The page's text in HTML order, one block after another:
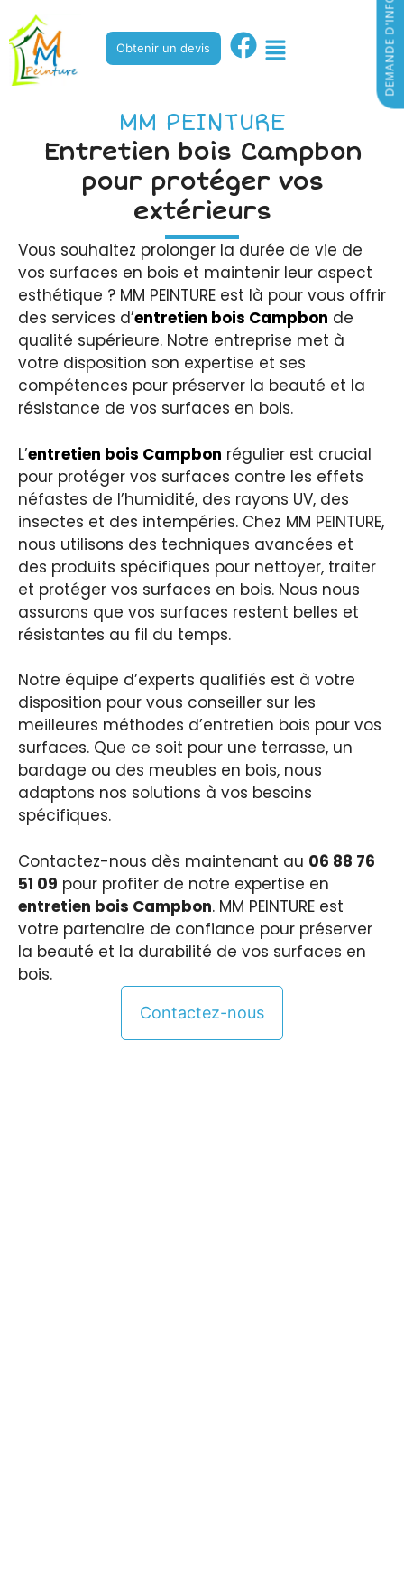
Obtenir un devis
MM PEINTURE
Entretien bois Campbon
pour protéger vos
extérieurs
Vous souhaitez prolonger la durée de vie de
vos surfaces en bois et maintenir leur aspect
esthétique ? MM PEINTURE est là pour vous offrir
des services d’entretien bois Campbon de
qualité supérieure. Notre entreprise met à
votre disposition son expertise et ses
compétences pour préserver la beauté et la
résistance de vos surfaces en bois.
L’entretien bois Campbon régulier est crucial
pour protéger vos surfaces contre les effets
néfastes de l’humidité, des rayons UV, des
insectes et des intempéries. Chez MM PEINTURE,
nous utilisons des techniques avancées et
des produits spécifiques pour nettoyer, traiter
et protéger vos surfaces en bois. Nous nous
assurons que vos surfaces restent belles et
résistantes au fil du temps.
Notre équipe d’experts qualifiés est à votre
disposition pour vous conseiller sur les
meilleures méthodes d’entretien bois pour vos
surfaces. Que ce soit pour une terrasse, un
bardage ou des meubles en bois, nous
adaptons nos solutions à vos besoins
spécifiques.
Contactez-nous dès maintenant au 06 88 76
51 09 pour profiter de notre expertise en
entretien bois Campbon. MM PEINTURE est
votre partenaire de confiance pour préserver
la beauté et la durabilité de vos surfaces en
bois.
Contactez-nous